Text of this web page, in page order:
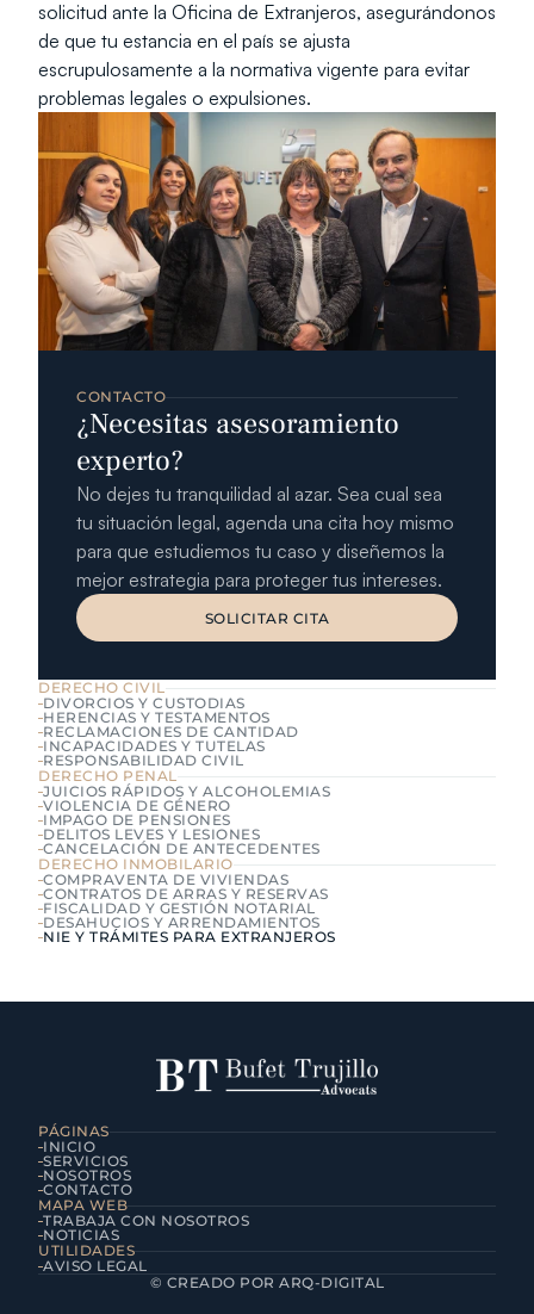
DERECHO CIVIL
DIVORCIOS Y CUSTODIAS
HERENCIAS Y TESTAMENTOS
RECLAMACIONES DE CANTIDAD
INCAPACIDADES Y TUTELAS
RESPONSABILIDAD CIVIL
DERECHO PENAL
JUICIOS RÁPIDOS Y ALCOHOLEMIAS
VIOLENCIA DE GÉNERO
IMPAGO DE PENSIONES
DELITOS LEVES Y LESIONES
CANCELACIÓN DE ANTECEDENTES
DERECHO INMOBILARIO
COMPRAVENTA DE VIVIENDAS
CONTRATOS DE ARRAS Y RESERVAS
FISCALIDAD Y GESTIÓN NOTARIAL
DESAHUCIOS Y ARRENDAMIENTOS
NIE Y TRÁMITES PARA EXTRANJEROS
solicitud ante la Oficina de Extranjeros, asegurándonos
de que tu estancia en el país se ajusta
escrupulosamente a la normativa vigente para evitar
problemas legales o expulsiones.
CONTACTO
¿Necesitas asesoramiento
experto?
No dejes tu tranquilidad al azar. Sea cual sea
tu situación legal, agenda una cita hoy mismo
para que estudiemos tu caso y diseñemos la
mejor estrategia para proteger tus intereses.
SOLICITAR CITA
PÁGINAS
INICIO
SERVICIOS
NOSOTROS
CONTACTO
MAPA WEB
TRABAJA CON NOSOTROS
NOTICIAS
UTILIDADES
AVISO LEGAL
© CREADO POR ARQ-DIGITAL
Contacto